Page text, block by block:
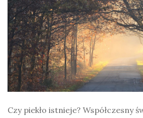
Czy piekło istnieje? Współczesny